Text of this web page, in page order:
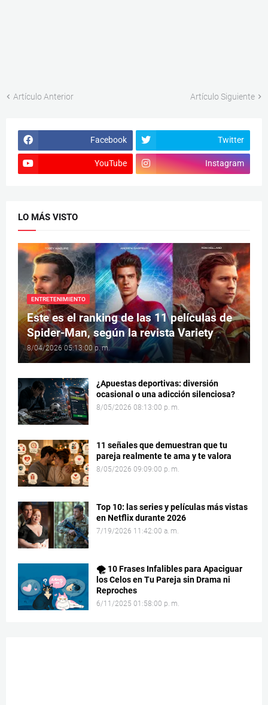
Artículo Anterior Artículo Siguiente
Facebook Twitter
YouTube Instagram
LO MÁS VISTO
ENTRETENIMIENTO
Este es el ranking de las 11 películas de
Spider-Man, según la revista Variety
8/04/2026 05:13:00 p. m.
¿Apuestas deportivas: diversión
ocasional o una adicción silenciosa?
8/05/2026 08:13:00 p. m.
11 señales que demuestran que tu
pareja realmente te ama y te valora
8/05/2026 09:09:00 p. m.
Top 10: las series y películas más vistas
en Netflix durante 2026
7/19/2026 11:42:00 a. m.
🌪️ 10 Frases Infalibles para Apaciguar
los Celos en Tu Pareja sin Drama ni
Reproches
6/11/2025 01:58:00 p. m.